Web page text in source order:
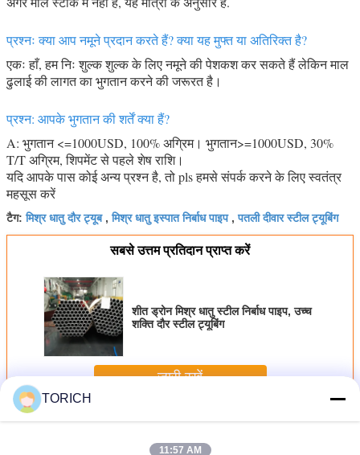
प्रश्नः क्या आप नमूने प्रदान करते हैं? क्या यह मुफ्त या अतिरिक्त है?
एकः हाँ, हम निः शुल्क शुल्क के लिए नमूने की पेशकश कर सकते हैं लेकिन माल
ढुलाई की लागत का भुगतान करने की जरूरत है।
प्रश्न: आपके भुगतान की शर्तें क्या हैं?
A: भुगतान <=1000USD, 100% अग्रिम। भुगतान>=1000USD, 30%
T/T अग्रिम, शिपमेंट से पहले शेष राशि।
यदि आपके पास कोई अन्य प्रश्न है, तो pls हमसे संपर्क करने के लिए स्वतंत्र
महसूस करें
टैग:मिश्र धातु दौर ट्यूब,मिश्र धातु इस्पात निर्बाध पाइप,पतली दीवार स्टील ट्यूबिंग
सबसे उत्तम प्रतिदान प्राप्त करें
शीत ड्रोन मिश्र धातु स्टील निर्बाध पाइप, उच्च
शक्ति दौर स्टील ट्यूबिंग
जारी रखें
अधिकमिश्र धातु स्टील ट्यूब
TORICH
11:57 AM